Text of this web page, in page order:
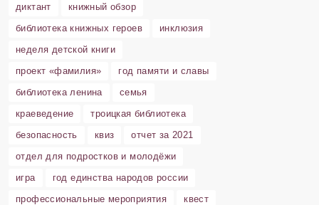
диктант
книжный обзор
библиотека книжных героев
инклюзия
неделя детской книги
проект «фамилия»
год памяти и славы
библиотека ленина
семья
краеведение
троицкая библиотека
безопасность
квиз
отчет за 2021
отдел для подростков и молодёжи
игра
год единства народов россии
профессиональные мероприятия
квест